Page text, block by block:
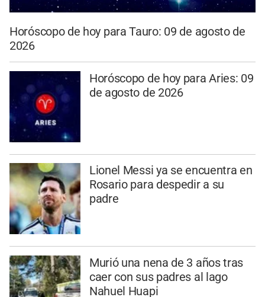
Horóscopo de hoy para Tauro: 09 de agosto de
2026
Horóscopo de hoy para Aries: 09
de agosto de 2026
Lionel Messi ya se encuentra en
Rosario para despedir a su
padre
Murió una nena de 3 años tras
caer con sus padres al lago
Nahuel Huapi